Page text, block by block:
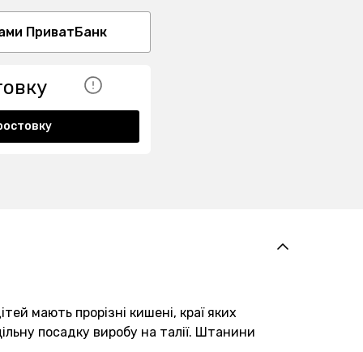
ПриватБанк
мають прорізні кишені, краї яких
посадку виробу на талії. Штанини